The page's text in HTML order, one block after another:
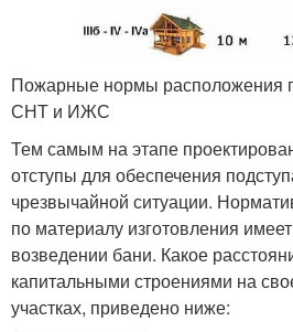
Пожарные нормы расположения
СНТ и ИЖС
Тем самым на этапе
отступы для обеспечения
чрезвычайной ситуации.
по материалу изготовления
возведении бани. Какое
капитальными строениями на
участках, приведено ниже: